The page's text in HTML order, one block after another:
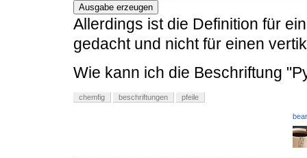
Ausgabe erzeugen
Allerdings ist die Definition für
gedacht und nicht für einen
Wie kann ich die Beschriftung
chemfig beschriftungen pfeile